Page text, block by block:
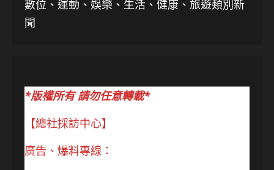
數位、運動、娛樂、生活、健康、旅遊類別新
聞
*版權所有 請勿任意轉載*
【總社採訪中心】
廣告、爆料專線：